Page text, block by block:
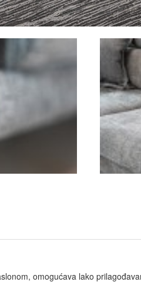
omogućava lako